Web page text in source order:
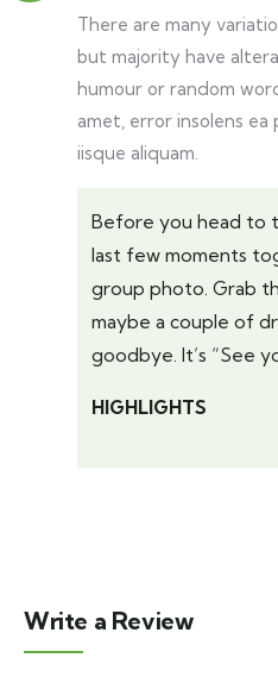
There are many
but majority have
humour or random
amet, error insolens
iisque aliquam.
Before you head to
last few moments
group photo. Grab
maybe a couple of
goodbye. It’s “See
HIGHLIGHTS
Write a Review